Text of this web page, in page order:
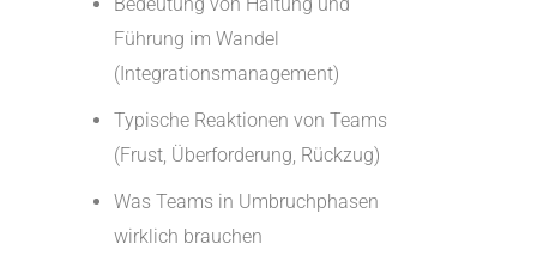
Führung im Wandel
(Integrationsmanagement)
Typische Reaktionen von Teams
(Frust, Überforderung, Rückzug)
Was Teams in Umbruchphasen
wirklich brauchen